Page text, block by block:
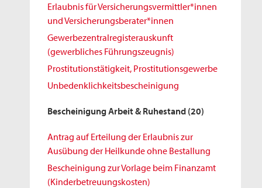
Erlaubnis für Versicherungsvermittler*innen
und Versicherungsberater*innen
Gewerbezentralregisterauskunft
(gewerbliches Führungszeugnis)
Prostitutionstätigkeit, Prostitutionsgewerbe
Unbedenklichkeitsbescheinigung
Bescheinigung Arbeit & Ruhestand (20)
Antrag auf Erteilung der Erlaubnis zur
Ausübung der Heilkunde ohne Bestallung
Bescheinigung zur Vorlage beim Finanzamt
(Kinderbetreuungskosten)